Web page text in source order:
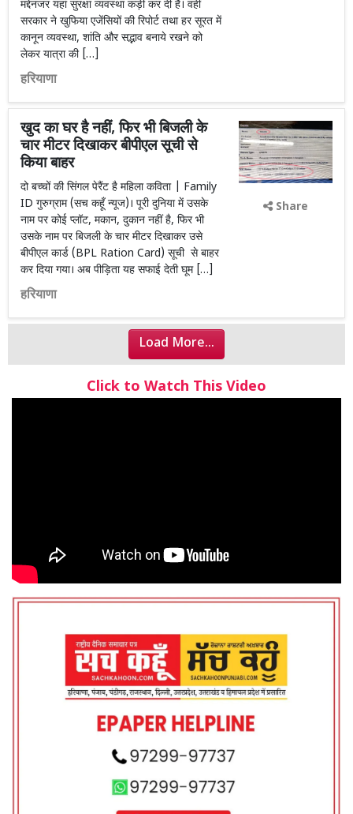
मद्देनजर यहां सुरक्षा व्यवस्था कड़ी कर दी है। वहीं
सरकार ने खुफिया एजेंसियों की रिपोर्ट तथा हर सूरत में
कानून व्यवस्था, शांति और सद्भाव बनाये रखने को
लेकर यात्रा की […]
हरियाणा
खुद का घर है नहीं, फिर भी बिजली के
चार मीटर दिखाकर बीपीएल सूची से
किया बाहर
दो बच्चों की सिंगल पेरैंट है महिला कविता | Family
ID गुरुग्राम (सच कहूँ न्यूज)। पूरी दुनिया में उसके
नाम पर कोई प्लॉट, मकान, दुकान नहीं है, फिर भी
उसके नाम पर बिजली के चार मीटर दिखाकर उसे
बीपीएल कार्ड (BPL Ration Card) सूची से बाहर
कर दिया गया। अब पीड़िता यह सफाई देती घूम […]
हरियाणा
Share
Load More...
Click to Watch This Video